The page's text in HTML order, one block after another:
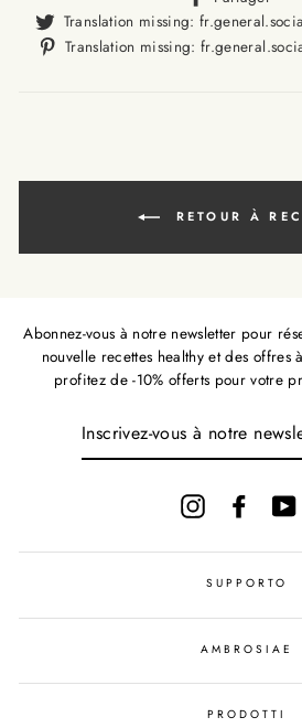
Translation missing:
Translation missing:
RETOUR À
Abonnez-vous à notre newsletter pour
nouvelle recettes healthy et des offres
profitez de -10% offerts pour votre
Instagram
SUPPORTO
AMBROSIAE
PRODOTTI